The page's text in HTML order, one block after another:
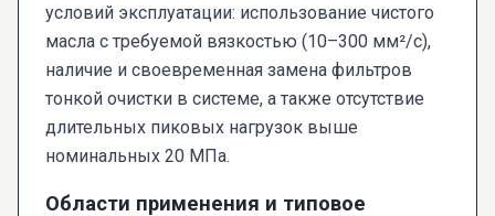
условий эксплуатации: использование чистого
масла с требуемой вязкостью (10–300 мм²/с),
наличие и своевременная замена фильтров
тонкой очистки в системе, а также отсутствие
длительных пиковых нагрузок выше
номинальных 20 МПа.
Области применения и типовое